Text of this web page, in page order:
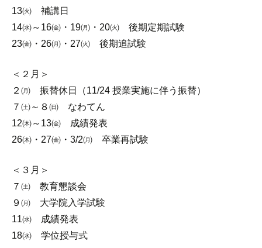
13㈫ 補講日
14㈬～16㈮・19㈪・20㈫ 後期定期試験
23㈮・26㈪・27㈫ 後期追試験
＜２月＞
２㈪ 振替休日（11/24 授業実施に伴う振替）
７㈯～８㈰ なわてん
12㈭～13㈮ 成績発表
26㈭・27㈮・3/2㈪ 卒業再試験
＜３月＞
７㈯ 教育懇談会
９㈪ 大学院入学試験
11㈬ 成績発表
18㈬ 学位授与式